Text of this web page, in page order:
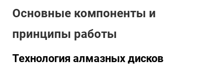
Основные компоненты и
принципы работы
Технология алмазных дисков